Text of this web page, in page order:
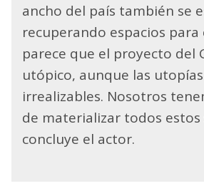
ancho del país también se
recuperando espacios para
parece que el proyecto del
utópico, aunque las
irrealizables. Nosotros
de materializar todos estos
concluye el actor.